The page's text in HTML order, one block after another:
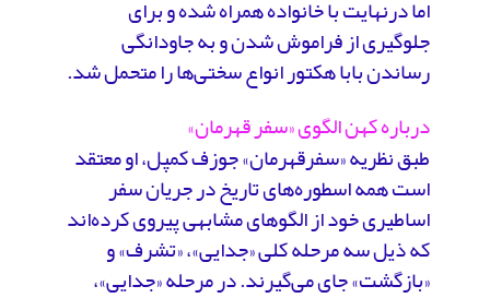
اما درنهایت با خانواده همراه شده و برای
جلوگیری از فراموش شدن و به جاودانگی
رساندن بابا هکتور انواع سختی‌ها را متحمل شد.
درباره کهن الگوی «سفر قهرمان»
طبق نظریه «سفرقهرمان» جوزف کمپل، او معتقد
است همه اسطوره‌های تاریخ در جریان سفر
اساطیری خود از الگوهای مشابهی پیروی کرده‌اند
که ذیل سه مرحله کلی «جدایی»، «تشرف» و
«بازگشت» جای می‌گیرند. در مرحله «جدایی»،